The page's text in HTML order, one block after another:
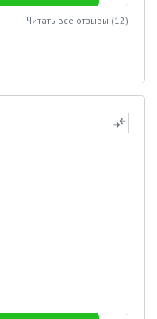
Читать все отзывы (12)